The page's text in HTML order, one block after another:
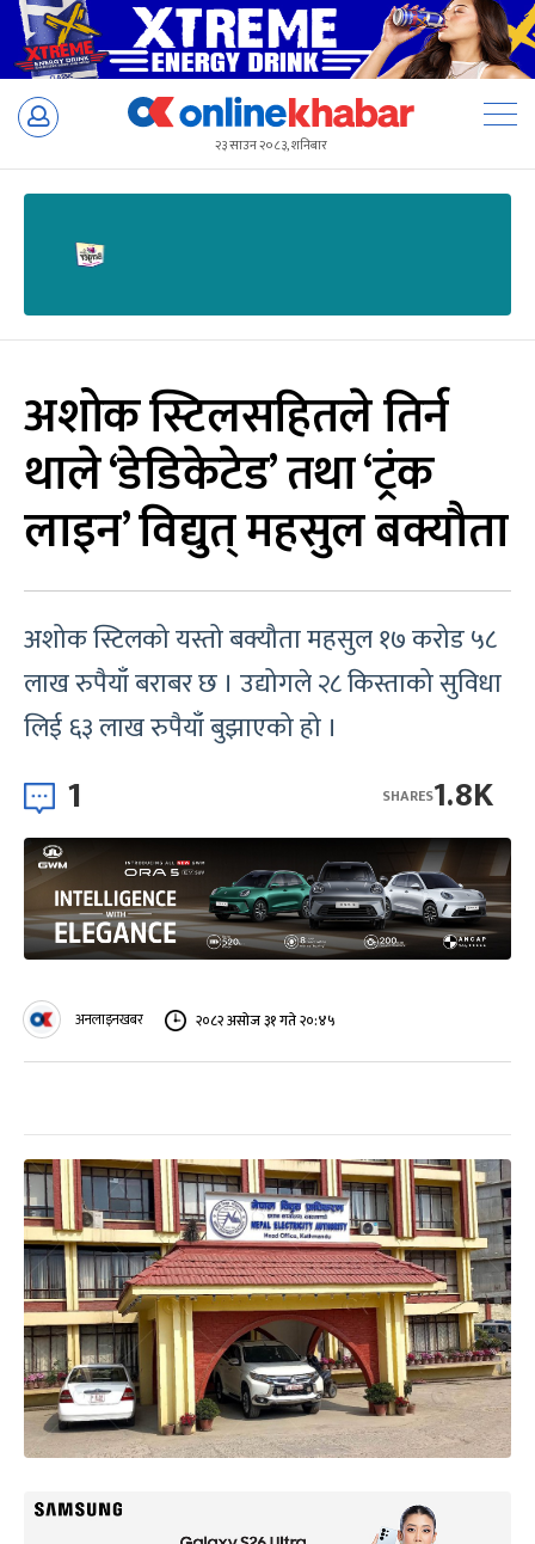
Skip
२३ साउन २०८३, शनिबार
अशोक स्टिलसहितले तिर्न
थाले ‘डेडिकेटेड’ तथा ‘ट्रंक
लाइन’ विद्युत् महसुल बक्यौता
अशोक स्टिलको यस्तो बक्यौता महसुल १७ करोड ५८
लाख रुपैयाँ बराबर छ । उद्योगले २८ किस्ताको सुविधा
लिई ६३ लाख रुपैयाँ बुझाएको हो ।
1 1.8K
SHARES
अनलाइनखबर २०८२ असोज ३१ गते २०:४५